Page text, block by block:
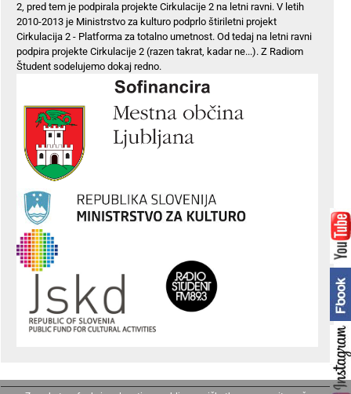
2, pred tem je podpirala projekte Cirkulacije 2 na letni ravni. V letih
2010-2013 je Ministrstvo za kulturo podprlo štiriletni projekt
Cirkulacija 2 - Platforma za totalno umetnost. Od tedaj na letni ravni
podpira projekte Cirkulacije 2 (razen takrat, kadar ne...). Z Radiom
Študent sodelujemo dokaj redno.